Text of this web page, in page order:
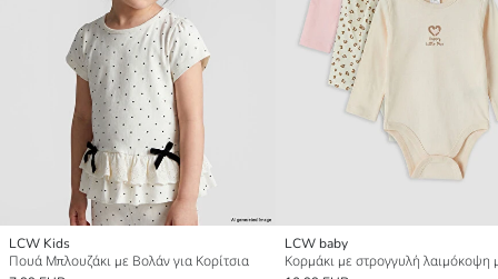
LCW Kids
Πουά Μπλουζάκι με Βολάν για Κορίτσια
LCW baby